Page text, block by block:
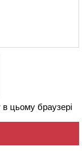
цьому браузері